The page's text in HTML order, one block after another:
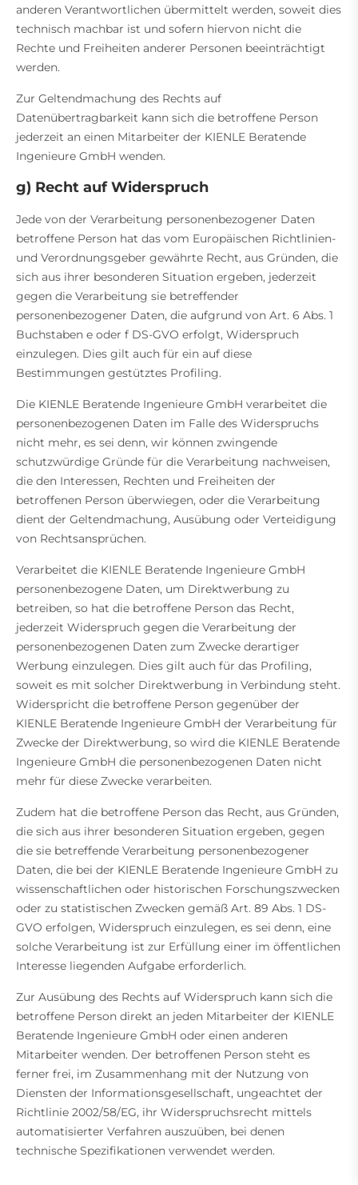
anderen Verantwortlichen übermittelt werden, soweit dies
technisch machbar ist und sofern hiervon nicht die
Rechte und Freiheiten anderer Personen beeinträchtigt
werden.
Zur Geltendmachung des Rechts auf
Datenübertragbarkeit kann sich die betroffene Person
jederzeit an einen Mitarbeiter der KIENLE Beratende
Ingenieure GmbH wenden.
g) Recht auf Widerspruch
Jede von der Verarbeitung personenbezogener Daten
betroffene Person hat das vom Europäischen Richtlinien-
und Verordnungsgeber gewährte Recht, aus Gründen, die
sich aus ihrer besonderen Situation ergeben, jederzeit
gegen die Verarbeitung sie betreffender
personenbezogener Daten, die aufgrund von Art. 6 Abs. 1
Buchstaben e oder f DS-GVO erfolgt, Widerspruch
einzulegen. Dies gilt auch für ein auf diese
Bestimmungen gestütztes Profiling.
Die KIENLE Beratende Ingenieure GmbH verarbeitet die
personenbezogenen Daten im Falle des Widerspruchs
nicht mehr, es sei denn, wir können zwingende
schutzwürdige Gründe für die Verarbeitung nachweisen,
die den Interessen, Rechten und Freiheiten der
betroffenen Person überwiegen, oder die Verarbeitung
dient der Geltendmachung, Ausübung oder Verteidigung
von Rechtsansprüchen.
Verarbeitet die KIENLE Beratende Ingenieure GmbH
personenbezogene Daten, um Direktwerbung zu
betreiben, so hat die betroffene Person das Recht,
jederzeit Widerspruch gegen die Verarbeitung der
personenbezogenen Daten zum Zwecke derartiger
Werbung einzulegen. Dies gilt auch für das Profiling,
soweit es mit solcher Direktwerbung in Verbindung steht.
Widerspricht die betroffene Person gegenüber der
KIENLE Beratende Ingenieure GmbH der Verarbeitung für
Zwecke der Direktwerbung, so wird die KIENLE Beratende
Ingenieure GmbH die personenbezogenen Daten nicht
mehr für diese Zwecke verarbeiten.
Zudem hat die betroffene Person das Recht, aus Gründen,
die sich aus ihrer besonderen Situation ergeben, gegen
die sie betreffende Verarbeitung personenbezogener
Daten, die bei der KIENLE Beratende Ingenieure GmbH zu
wissenschaftlichen oder historischen Forschungszwecken
oder zu statistischen Zwecken gemäß Art. 89 Abs. 1 DS-
GVO erfolgen, Widerspruch einzulegen, es sei denn, eine
solche Verarbeitung ist zur Erfüllung einer im öffentlichen
Interesse liegenden Aufgabe erforderlich.
Zur Ausübung des Rechts auf Widerspruch kann sich die
betroffene Person direkt an jeden Mitarbeiter der KIENLE
Beratende Ingenieure GmbH oder einen anderen
Mitarbeiter wenden. Der betroffenen Person steht es
ferner frei, im Zusammenhang mit der Nutzung von
Diensten der Informationsgesellschaft, ungeachtet der
Richtlinie 2002/58/EG, ihr Widerspruchsrecht mittels
automatisierter Verfahren auszuüben, bei denen
technische Spezifikationen verwendet werden.